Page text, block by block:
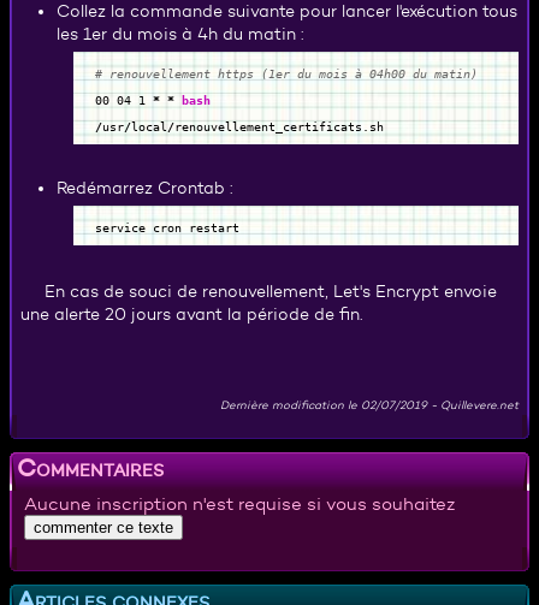
Collez la commande suivante pour lancer l'exécution tous
les 1er du mois à 4h du matin :
# renouvellement https (1er du mois à 04h00 du matin)
00 04 1 * * bash
/usr/local/renouvellement_certificats.sh
Redémarrez Crontab :
service cron restart
En cas de souci de renouvellement, Let's Encrypt envoie
une alerte 20 jours avant la période de fin.
Dernière modification le 02/07/2019- Quillevere.net
Commentaires
Aucune inscription n'est requise si vous souhaitez